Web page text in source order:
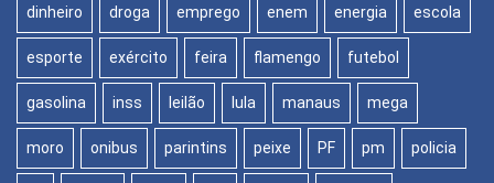
dinheiro droga emprego enem energia escola
esporte exército feira flamengo futebol
gasolina inss leilão lula manaus mega
moro onibus parintins peixe PF pm policia